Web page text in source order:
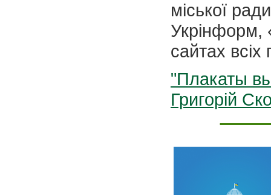
міської
Укрінформ,
сайтах всіх
"Плакаты
Григорій